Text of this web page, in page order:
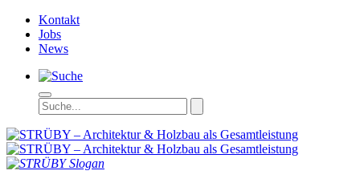
Kontakt
Jobs
News
STRÜBY –